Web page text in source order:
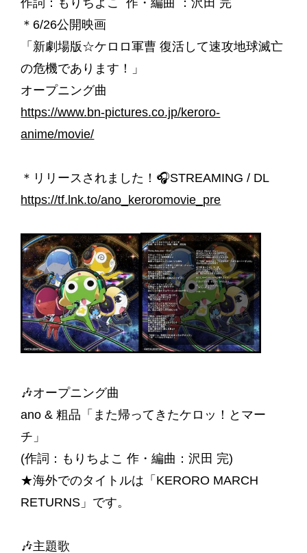
作詞：もりちよこ 作・編曲 ：沢田 完
＊6/26公開映画
「新劇場版☆ケロロ軍曹 復活して速攻地球滅亡
の危機であります！」
オープニング曲
https://www.bn-pictures.co.jp/keroro-
anime/movie/
＊リリースされました！🎧STREAMING / DL
https://tf.lnk.to/ano_keroromovie_pre
🎶オープニング曲
ano & 粗品「また帰ってきたケロッ！とマー
チ」
(作詞：もりちよこ 作・編曲：沢田 完)
★海外でのタイトルは「KERORO MARCH
RETURNS」です。
🎶主題歌